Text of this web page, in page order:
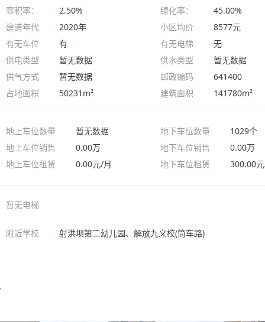
容积率：
2.50% 绿化率：
45.00%
建造年代
2020年 小区均价
8577元
有无车位
有 有无电梯
无
供电类型
暂无数据 供水类型
暂无数据
供气方式
暂无数据 邮政编码
641400
占地面积
50231m² 建筑面积 141780m²
地上车位数量 暂无数据 地下车位数量
1029个
地上车位销售
0.00万 地下车位销售
0.00万
地上车位租赁
0.00元/月 地下车位租赁 300.00
暂无电梯
附近学校 射洪坝第二幼儿园、解放九义校(筒车路)